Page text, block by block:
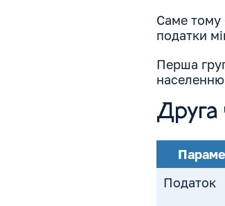
Саме тому
податки
Перша
Друга
Податок